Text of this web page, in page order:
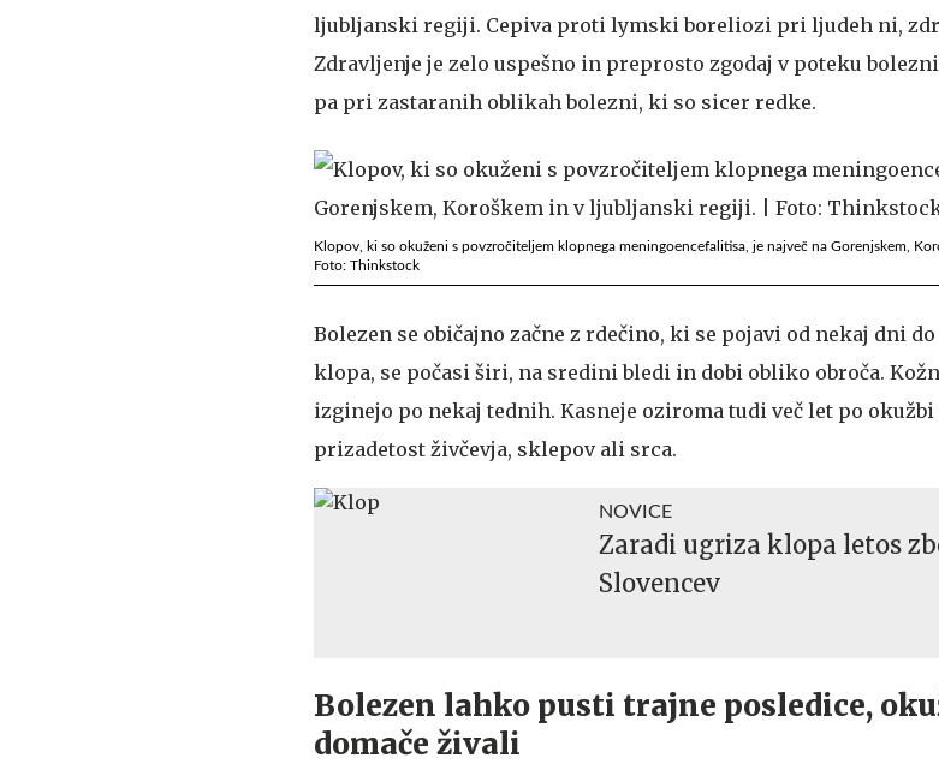
ljubljanski regiji. Cepiva proti lymski boreliozi pri ljudeh ni,
Zdravljenje je zelo uspešno in preprosto zgodaj v poteku
pa pri zastaranih oblikah bolezni, ki so sicer redke.
Klopov, ki so okuženi s povzročiteljem klopnega meningoencefalitisa, je največ na Gorenjskem,
Foto: Thinkstock
Bolezen se običajno začne z rdečino, ki se pojavi od nekaj dni do
klopa, se počasi širi, na sredini bledi in dobi obliko obroča.
izginejo po nekaj tednih. Kasneje oziroma tudi več let po
prizadetost živčevja, sklepov ali srca.
NOVICE
Zaradi ugriza klopa letos
Slovencev
Bolezen lahko pusti trajne posledice,
domače živali